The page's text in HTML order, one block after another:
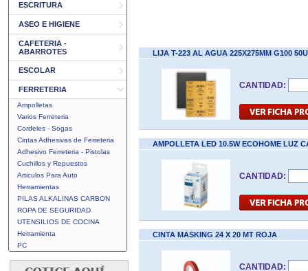
ESCRITURA
ASEO E HIGIENE
CAFETERIA -
ABARROTES
ESCOLAR
FERRETERIA
Ampolletas
Varios Ferreteria
Cordeles - Sogas
Cintas Adhesivas de Ferreteria
Adhesivo Ferreteria - Pistolas
Cuchillos y Repuestos
Articulos Para Auto
Herramientas
PILAS ALKALINAS CARBON
ROPA DE SEGURIDAD
UTENSILIOS DE COCINA
Herramienta
PC
LIJA T-223 AL AGUA 225X275MM G100
CANTIDAD:
AMPOLLETA LED 10.5W ECOHOME LUZ
CANTIDAD:
CINTA MASKING 24 X 20 MT ROJA
CANTIDAD: